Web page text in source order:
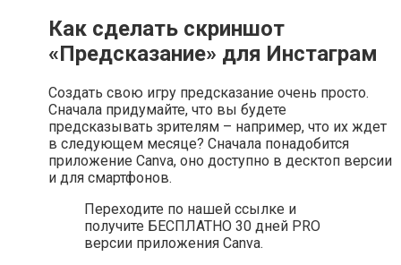
Как сделать скриншот
«Предсказание» для Инстаграм
Создать свою игру предсказание очень просто.
Сначала придумайте, что вы будете
предсказывать зрителям – например, что их ждет
в следующем месяце? Сначала понадобится
приложение Canva, оно доступно в десктоп версии
и для смартфонов.
Переходите по нашей ссылке и
получите БЕСПЛАТНО 30 дней PRO
версии приложения Canva.